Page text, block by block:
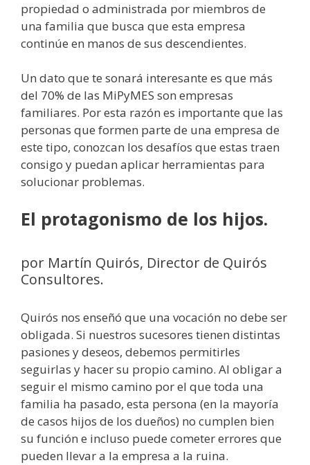
propiedad o administrada por miembros de
una familia que busca que esta empresa
continúe en manos de sus descendientes.
Un dato que te sonará interesante es que más
del 70% de las MiPyMES son empresas
familiares. Por esta razón es importante que las
personas que formen parte de una empresa de
este tipo, conozcan los desafíos que estas traen
consigo y puedan aplicar herramientas para
solucionar problemas.
El protagonismo de los hijos.
por Martín Quirós, Director de Quirós
Consultores.
Quirós nos enseñó que una vocación no debe ser
obligada. Si nuestros sucesores tienen distintas
pasiones y deseos, debemos permitirles
seguirlas y hacer su propio camino. Al obligar a
seguir el mismo camino por el que toda una
familia ha pasado, esta persona (en la mayoría
de casos hijos de los dueños) no cumplen bien
su función e incluso puede cometer errores que
pueden llevar a la empresa a la ruina.